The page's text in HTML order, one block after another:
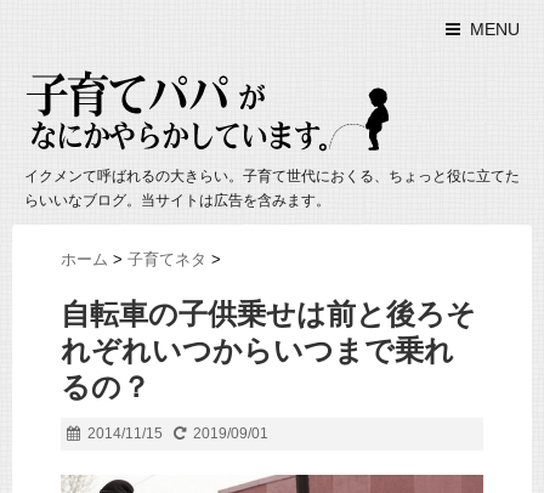
MENU
イクメンて呼ばれるの大きらい。子育て世代におくる、ちょっと役に立てた
らいいなブログ。当サイトは広告を含みます。
ホーム > 子育てネタ >
自転車の子供乗せは前と後ろそ
れぞれいつからいつまで乗れ
るの？
2014/11/15 2019/09/01